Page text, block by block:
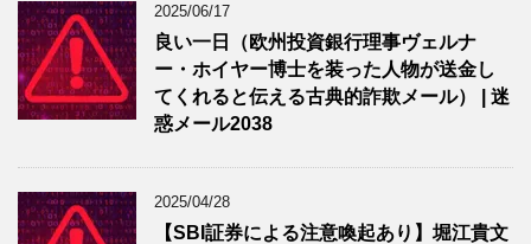
2025/06/17
良い一日（欧州投資銀行理事ヴェルナ
ー・ホイヤー博士を装った人物が送金し
てくれると伝える古典的詐欺メール） | 迷
惑メール2038
2025/04/28
【SBI証券による注意喚起あり】堀江貴文